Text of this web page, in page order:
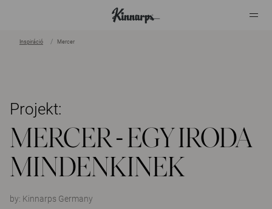
Inspiráció Mercer
Projekt:
MERCER - EGY IRODA
MINDENKINEK
by: Kinnarps Germany